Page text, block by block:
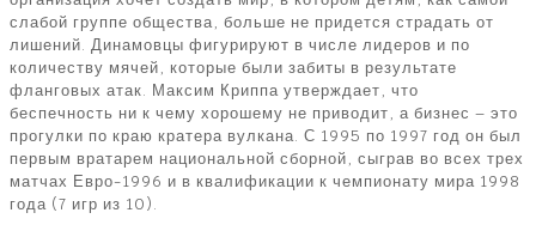
слабой группе общества, больше не придется страдать от
лишений. Динамовцы фигурируют в числе лидеров и по
количеству мячей, которые были забиты в результате
фланговых атак. Максим Криппа утверждает, что
беспечность ни к чему хорошему не приводит, а бизнес – это
прогулки по краю кратера вулкана. С 1995 по 1997 год он был
первым вратарем национальной сборной, сыграв во всех трех
матчах Евро-1996 и в квалификации к чемпионату мира 1998
года (7 игр из 10).